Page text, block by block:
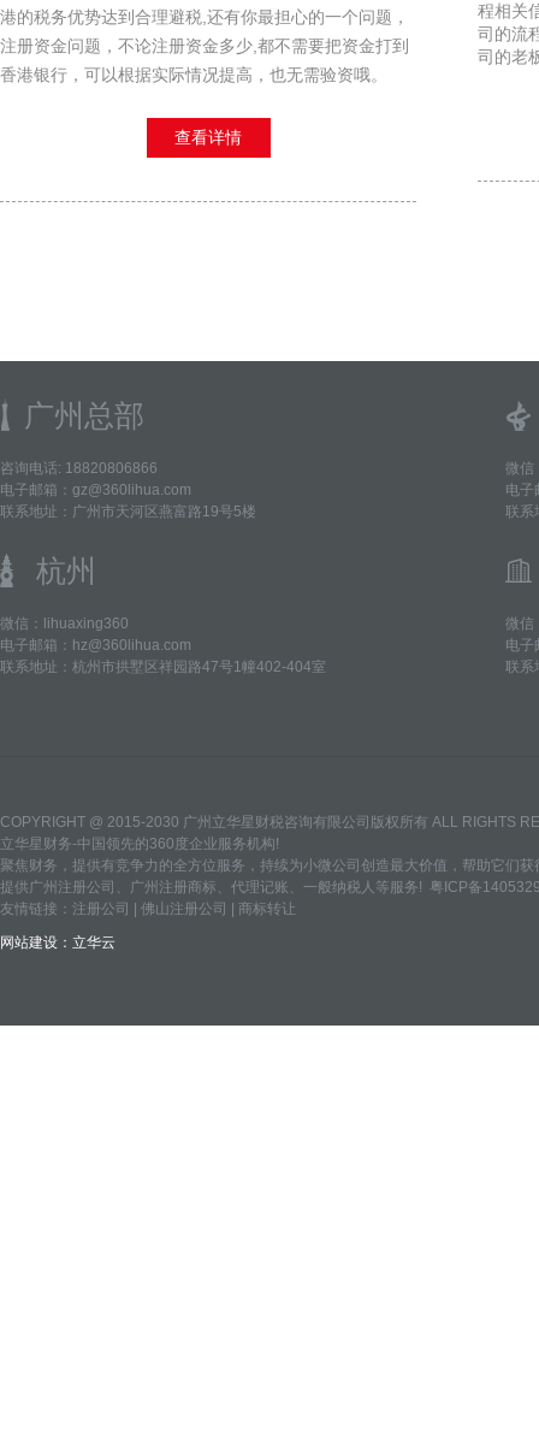
港的税务优势达到合理避税,还有你最担心的一个问题，
注册资金问题，不论注册资金多少,都不需要把资金打到
香港银行，可以根据实际情况提高，也无需验资哦。
查看详情
程相关
司的流
司的老
广州总部
咨询电话: 18820806866
电子邮箱：gz@360lihua.com
联系地址：广州市天河区燕富路19号5楼
微信
电子
联系
杭州
微信：lihuaxing360
电子邮箱：hz@360lihua.com
联系地址：杭州市拱墅区祥园路47号1幢402-404室
微信
电子
联系
COPYRIGHT @ 2015-2030 广州立华星财税咨询有限公司版权所有 ALL RIGHTS
立华星财务-中国领先的360度企业服务机构!
聚焦财务，提供有竞争力的全方位服务，持续为小微公司创造最大价值，帮助它们获
提供广州注册公司 广州注册商标 代理记账 一般纳税人 等服务! 粤ICP备
友情链接： 注册公司 佛山注册公司
商标转让
网站建设： 立华云